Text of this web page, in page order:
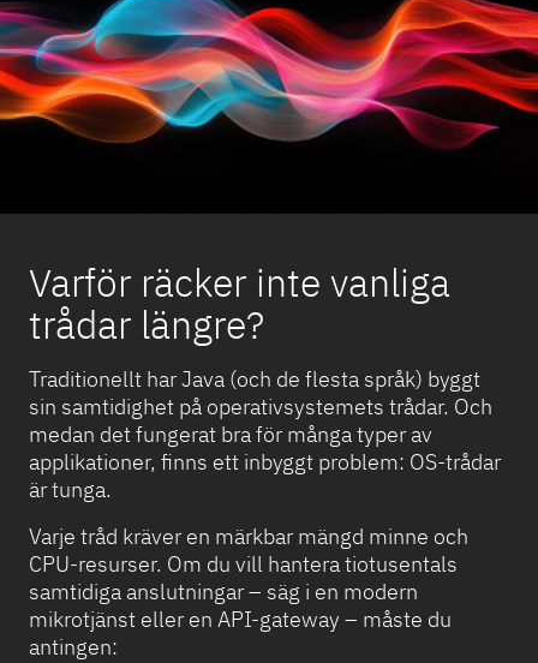
Varför räcker inte vanliga
trådar längre?
Traditionellt har Java (och de flesta språk) byggt
sin samtidighet på operativsystemets trådar. Och
medan det fungerat bra för många typer av
applikationer, finns ett inbyggt problem: OS-trådar
är tunga.
Varje tråd kräver en märkbar mängd minne och
CPU-resurser. Om du vill hantera tiotusentals
samtidiga anslutningar – säg i en modern
mikrotjänst eller en API-gateway – måste du
antingen: